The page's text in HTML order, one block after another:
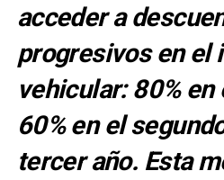
acceder a
progresivos en el
vehicular: 80%
60% en el
tercer año. Esta